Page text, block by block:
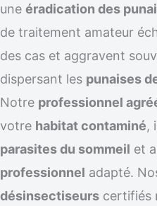
une éradication des
de traitement amateur
des cas et aggravent
dispersant les punaises
Notre professionnel
votre habitat contaminé,
parasites du sommeil et
professionnel adapté.
désinsectiseurs certifiés